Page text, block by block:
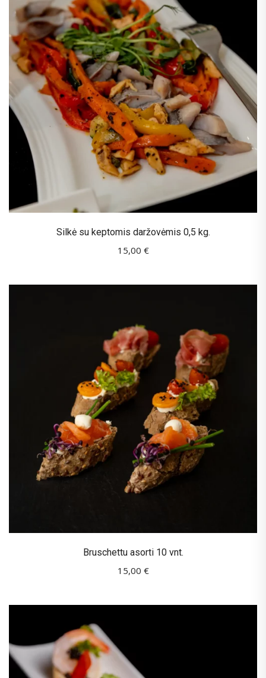
Silkė su keptomis daržovėmis 0,5 kg.
15,00 €
Bruschettu asorti 10 vnt.
15,00 €